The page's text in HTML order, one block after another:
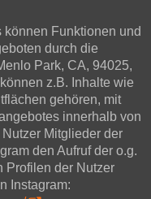
können Funktionen und
durch die
Park, CA, 94025,
z.B. Inhalte wie
gehören, mit
innerhalb von
Mitglieder der
den Aufruf der o.g.
Profilen der Nutzer
Instagram: